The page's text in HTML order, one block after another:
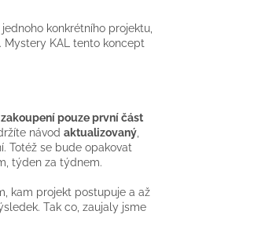
konkrétního projektu,
KAL tento koncept
pouze první část
návod aktualizovaný
Totéž se bude opakovat
týden za týdnem.
kam projekt postupuje a až
Tak co, zaujaly jsme